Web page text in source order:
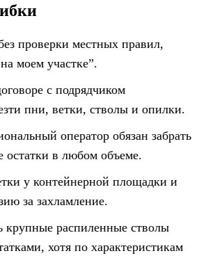
проверки местных правил,
моем участке”.
с подрядчиком
пни, ветки, стволы и опилки.
оператор обязан забрать
остатки в любом объеме.
у контейнерной площадки и
за захламление.
крупные распиленные стволы
хотя по характеристикам